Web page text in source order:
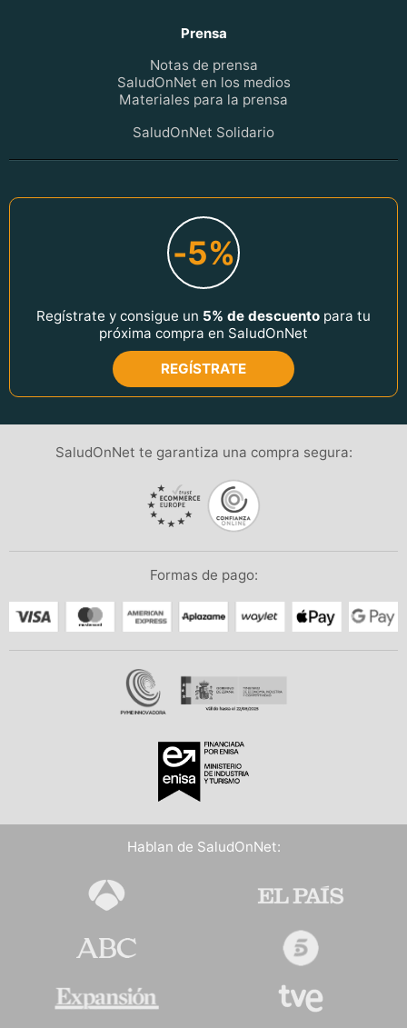
Prensa
Notas de prensa
SaludOnNet en los medios
Materiales para la prensa
SaludOnNet Solidario
-5%
Regístrate y consigue un 5% de descuento para tu
próxima compra en SaludOnNet
REGÍSTRATE
SaludOnNet te garantiza una compra segura:
Formas de pago:
Hablan de SaludOnNet: